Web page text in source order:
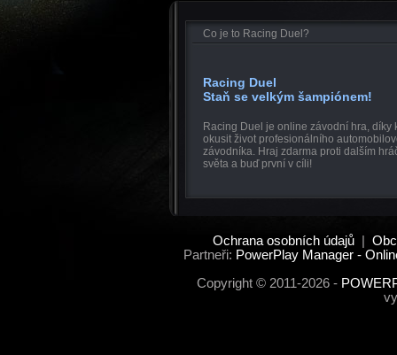
Co je to Racing Duel?
Racing Duel
Staň se velkým šampiónem!
Racing Duel je online závodní hra, díky
okusit život profesionálního
závodníka. Hraj zdarma proti dalším
světa a buď první v cíli!
Ochrana osobních údajů|
Partneři: PowerPlay Manager -
Copyright © 2011-2026 -